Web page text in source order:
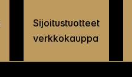
Sijoitustuotteet
verkkokauppa